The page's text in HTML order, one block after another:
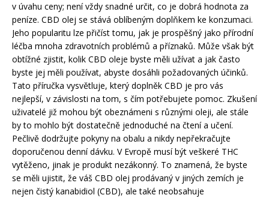
v úvahu ceny; není vždy snadné určit, co je dobrá hodnota za
peníze. CBD olej se stává oblíbeným doplňkem ke konzumaci.
Jeho popularitu lze přičíst tomu, jak je prospěšný jako přírodní
léčba mnoha zdravotních problémů a příznaků. Může však být
obtížné zjistit, kolik CBD oleje byste měli užívat a jak často
byste jej měli používat, abyste dosáhli požadovaných účinků.
Tato příručka vysvětluje, který doplněk CBD je pro vás
nejlepší, v závislosti na tom, s čím potřebujete pomoc. Zkušení
uživatelé již mohou být obeznámeni s různými oleji, ale stále
by to mohlo být dostatečně jednoduché na čtení a učení.
Pečlivě dodržujte pokyny na obalu a nikdy nepřekračujte
doporučenou denní dávku. V Evropě musí být veškeré THC
vytěženo, jinak je produkt nezákonný. To znamená, že byste
se měli ujistit, že váš CBD olej prodávaný v jiných zemích je
nejen čistý kanabidiol (CBD), ale také neobsahuje